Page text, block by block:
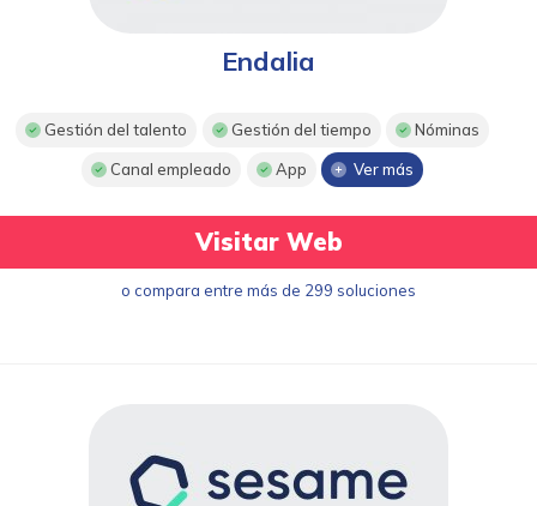
Endalia
Gestión del talento Gestión del tiempo Nóminas
Canal empleado App Ver más
Visitar Web
o compara entre más de 299 soluciones